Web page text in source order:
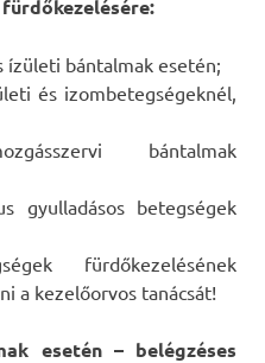
ízületi bántalmak esetén;
és izombetegségeknél,
bántalmak
gyulladásos betegségek
fürdőkezelésének
a kezelőorvos tanácsát!
esetén – belégzéses